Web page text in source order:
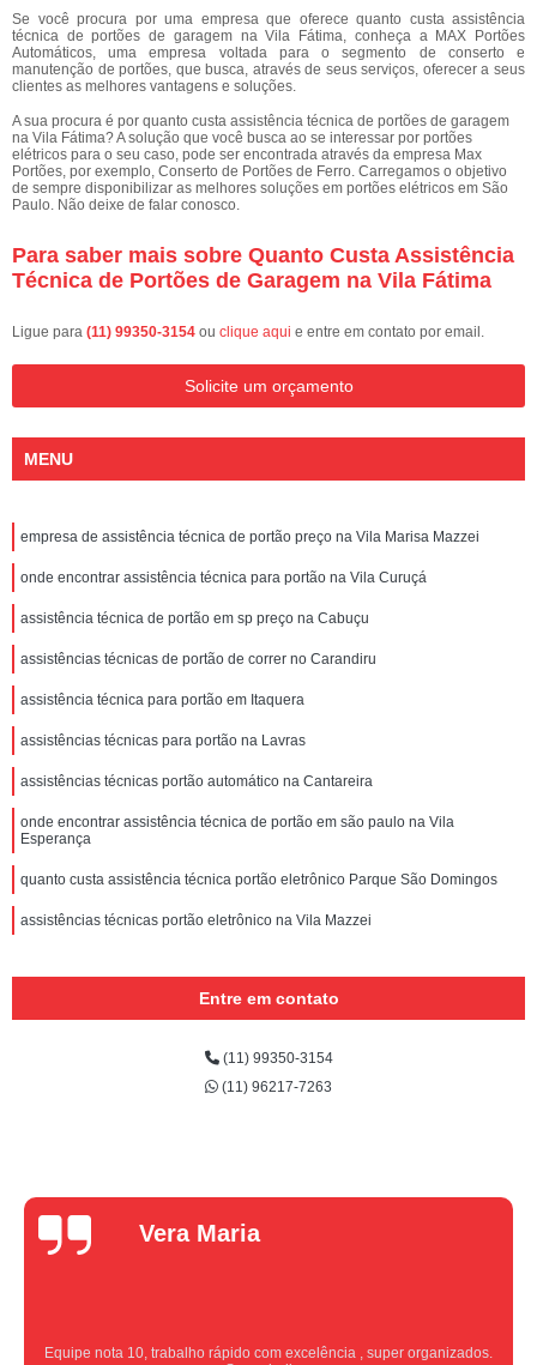
Se você procura por uma empresa que oferece quanto custa assistência
técnica de portões de garagem na Vila Fátima, conheça a MAX Portões
Automáticos, uma empresa voltada para o segmento de conserto e
manutenção de portões, que busca, através de seus serviços, oferecer a seus
clientes as melhores vantagens e soluções.
A sua procura é por quanto custa assistência técnica de portões de garagem
na Vila Fátima? A solução que você busca ao se interessar por portões
elétricos para o seu caso, pode ser encontrada através da empresa Max
Portões, por exemplo, Conserto de Portões de Ferro. Carregamos o objetivo
de sempre disponibilizar as melhores soluções em portões elétricos em São
Paulo. Não deixe de falar conosco.
Para saber mais sobre Quanto Custa Assistência
Técnica de Portões de Garagem na Vila Fátima
Ligue para (11) 99350-3154 ou clique aqui e entre em contato por email.
Solicite um orçamento
MENU
empresa de assistência técnica de portão preço na Vila Marisa Mazzei
onde encontrar assistência técnica para portão na Vila Curuçá
assistência técnica de portão em sp preço na Cabuçu
assistências técnicas de portão de correr no Carandiru
assistência técnica para portão em Itaquera
assistências técnicas para portão na Lavras
assistências técnicas portão automático na Cantareira
onde encontrar assistência técnica de portão em são paulo na Vila
Esperança
quanto custa assistência técnica portão eletrônico Parque São Domingos
assistências técnicas portão eletrônico na Vila Mazzei
Entre em contato
(11) 99350-3154
(11) 96217-7263
Vera Maria
Equipe nota 10, trabalho rápido com excelência , super organizados.